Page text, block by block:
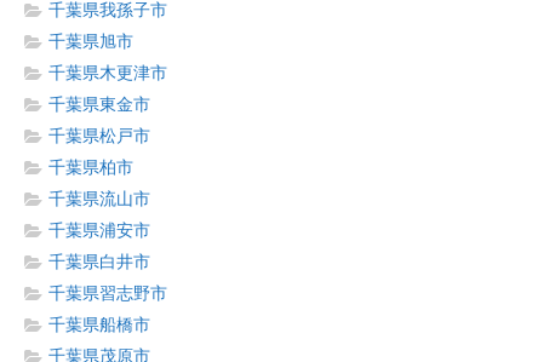
千葉県我孫子市
千葉県旭市
千葉県木更津市
千葉県東金市
千葉県松戸市
千葉県柏市
千葉県流山市
千葉県浦安市
千葉県白井市
千葉県習志野市
千葉県船橋市
千葉県茂原市